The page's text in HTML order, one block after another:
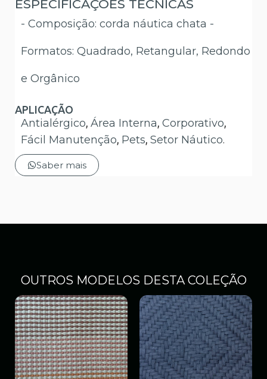
ESPECIFICAÇÕES TÉCNICAS
- Composição: corda náutica chata -
Formatos: Quadrado, Retangular, Redondo
e Orgânico
APLICAÇÃO
Antialérgico Área Interna Corporativo
Fácil Manutenção Pets Setor Náutico.
Saber mais
OUTROS MODELOS DESTA COLEÇÃO